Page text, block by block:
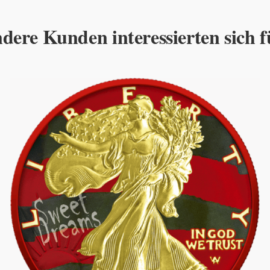
Kunden interessierten sich